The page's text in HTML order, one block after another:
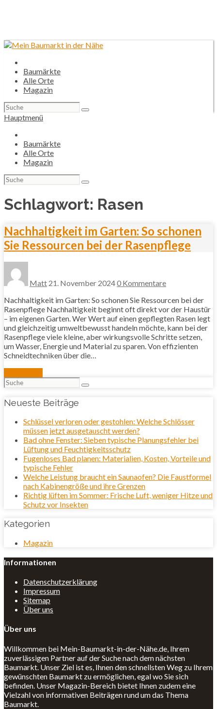
Baumärkte
Alle Orte
Magazin
Suchen
nach:
Hauptmenü
Baumärkte
Alle Orte
Magazin
Suchen
nach:
Schlagwort: Rasen
Nachhaltigkeit im Garten: So schonen
Sie Ressourcen bei der Rasenpflege
Matt 21. November 20240 Kommentare
Nachhaltigkeit im Garten: So schonen Sie Ressourcen bei der
Rasenpflege Nachhaltigkeit beginnt oft direkt vor der Haustür
– im eigenen Garten. Wer Wert auf einen gepflegten Rasen legt
und gleichzeitig umweltbewusst handeln möchte, kann bei der
Rasenpflege viele kleine, aber wirkungsvolle Schritte setzen,
um Wasser, Energie und Material zu sparen. Von effizienten
Schneidtechniken über die…
Suchen
nach:
Neueste Beiträge
Schlüssel verloren oder gestohlen: Welche Schlösser
müssen jetzt ausgetauscht werden?
Bad ohne Fenster: Sieben typische Planungsfehler bei
Lüftung und Feuchtigkeitsschutz
Fugenloses Bad planen: Materialien, Kosten, Vorteile und
typische Fehler
Welche Leistung braucht ein Saunaofen? Die Faustformel
nach Kabinengröße und ihre Grenzen
Richtig lüften im Sommer: Frische Luft, weniger Hitze und
Schutz vor Insekten
Kategorien
Magazin
Informationen
Datenschutzerklärung
Impressum
Sitemap
Über uns
Über uns
Willkommen bei Mein-Baumarkt-in-der-Nähe.de, Ihrem
zuverlässigen Partner auf der Suche nach dem nächsten
Baumarkt. Unser Ziel ist es, Ihnen den schnellsten Weg zu Ihrem
gewünschten Baumarkt zu ermöglichen, egal wo Sie sich
befinden. Unser Magazin-Bereich bietet Ihnen zudem eine
Vielzahl von informativen Beiträgen rund um das Thema
Baumarkt.